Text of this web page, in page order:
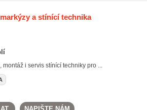
a stínící technika
i servis stínící techniky pro ...